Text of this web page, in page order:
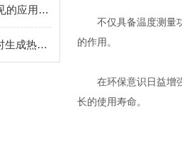
testo红外线热成像仪常见的应用场景如下
工业红外热像仪能够实时生成热图像
不仅具备温度测量功
的作用。
在环保意识日益增强
长的使用寿命。